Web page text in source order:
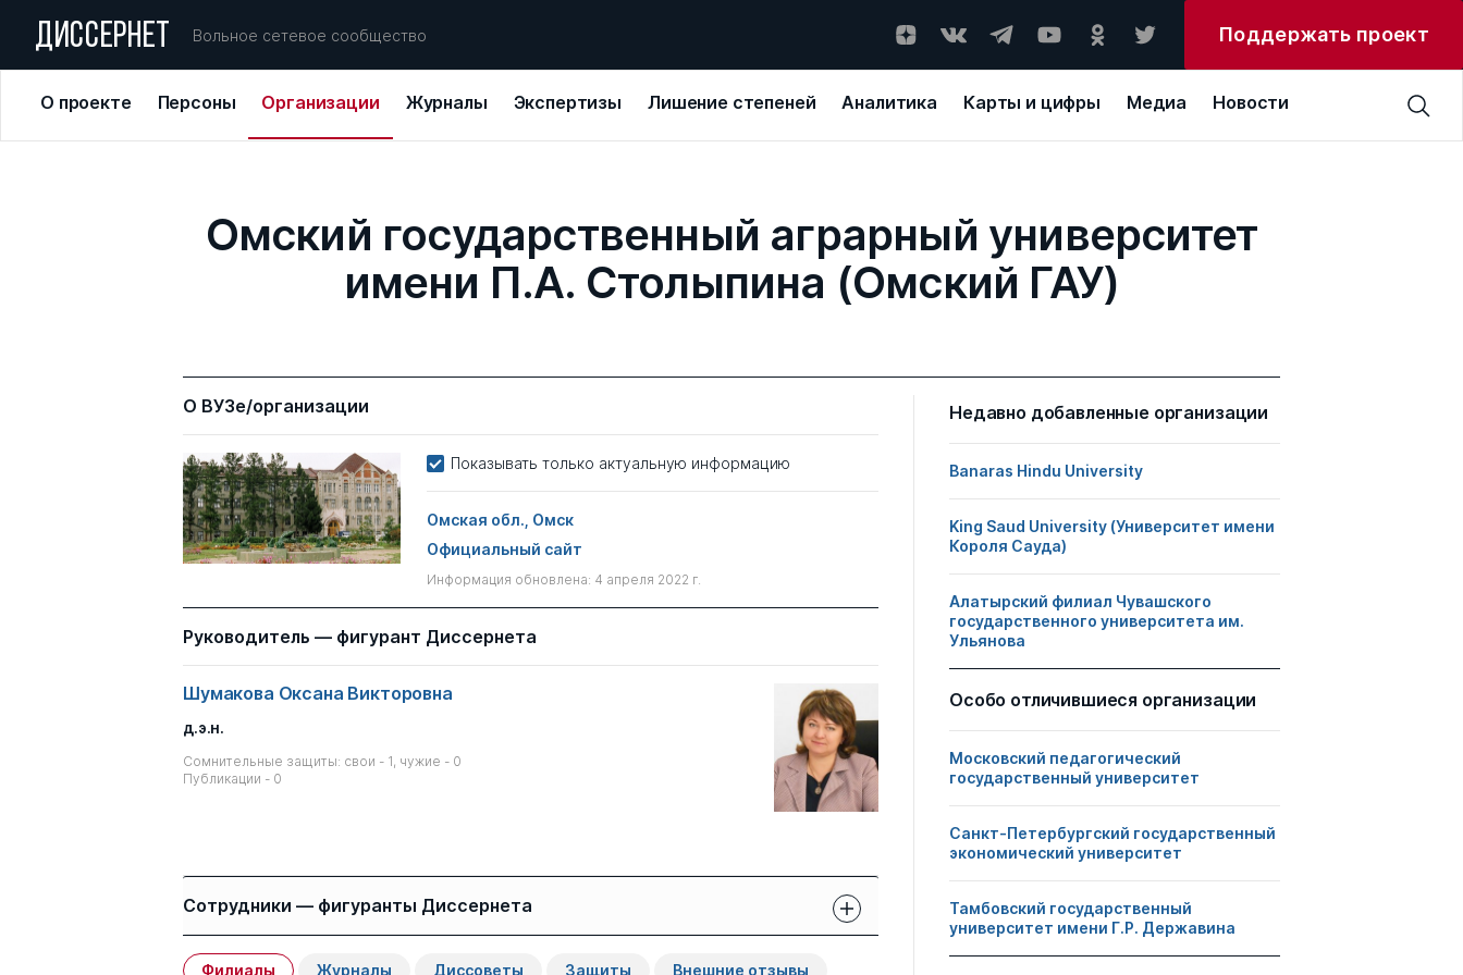
ДИССЕРНЕТ Вольное сетевое сообщество Поддержать проект
О проекте Персоны Организации Журналы Экспертизы Лишение степеней Аналитика Карты и цифры Медиа Новости
Омский государственный аграрный университет
имени П.А. Столыпина (Омский ГАУ)
О ВУЗе/организации
Показывать только актуальную информацию
Омская обл., Омск
Официальный сайт
Информация обновлена: 4 апреля 2022 г.
Руководитель — фигурант Диссернета
Шумакова Оксана Викторовна
д.э.н.
Сомнительные защиты: свои - 1, чужие - 0
Публикации - 0
Сотрудники — фигуранты Диссернета
Имя Степень
Филиалы Журналы Диссоветы Защиты Внешние отзывы
Недавно добавленные организации
Banaras Hindu University
King Saud University (Университет имени
Короля Сауда)
Алатырский филиал Чувашского
государственного университета им.
Ульянова
Особо отличившиеся организации
Московский педагогический
государственный университет
Санкт-Петербургский государственный
экономический университет
Тамбовский государственный
университет имени Г.Р. Державина